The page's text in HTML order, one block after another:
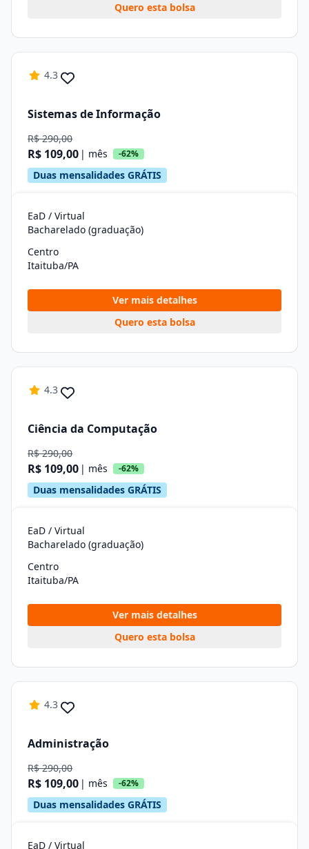
Quero esta bolsa
4.3
Sistemas de Informação
R$ 290,00
R$ 109,00 | mês -62%
Duas mensalidades GRÁTIS
EaD / Virtual
Bacharelado (graduação)
Centro
Itaituba/PA
Ver mais detalhes
Quero esta bolsa
4.3
Ciência da Computação
R$ 290,00
R$ 109,00 | mês -62%
Duas mensalidades GRÁTIS
EaD / Virtual
Bacharelado (graduação)
Centro
Itaituba/PA
Ver mais detalhes
Quero esta bolsa
4.3
Administração
R$ 290,00
R$ 109,00 | mês -62%
Duas mensalidades GRÁTIS
EaD / Virtual